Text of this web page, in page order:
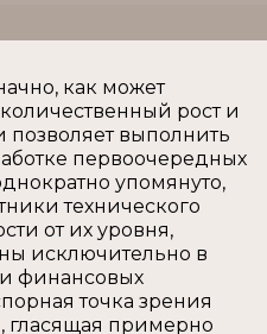
как может
рост и
позволяет выполнить
первоочередных
упомянуто,
технического
от их уровня,
исключительно в
финансовых
точка зрения
, гласящая примерно